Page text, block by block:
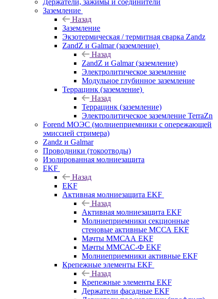
Держатели, зажимы и соединители
Заземление
Назад
Заземление
Экзотермическая / термитная сварка Zandz
ZandZ и Galmar (заземление)
Назад
ZandZ и Galmar (заземление)
Электролитическое заземление
Модульное глубинное заземление
Террацинк (заземление)
Назад
Террацинк (заземление)
Электролитическое заземление TerraZn
Forend МОЭС (молниеприемники с опережающей
эмиссией стримера)
Zandz и Galmar
Проводники (токоотводы)
Изолированная молниезащита
EKF
Назад
EKF
Активная молниезащита EKF
Назад
Активная молниезащита EKF
Молниеприемники секционные
стеновые активные МССА EKF
Мачты ММСАА EKF
Мачты ММСАС-Ф EKF
Молниеприемники активные EKF
Крепежные элементы EKF
Назад
Крепежные элементы EKF
Держатели фасадные EKF